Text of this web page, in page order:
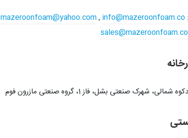
mazeroonfoam@yahoo.com, info@mazeroonfoam.co
sales@mazeroonfoam.co
شهرک صنعتی بشل، فاز 1، گروه صنعتی مازرون فوم